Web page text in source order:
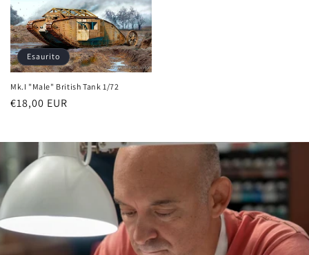
Esaurito
Mk.I "Male" British Tank 1/72
Prezzo
€18,00 EUR